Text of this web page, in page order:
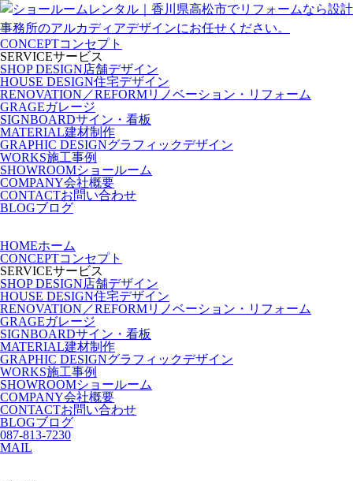
CONCEPTコンセプト
SERVICEサービス
SHOP DESIGN店舗デザイン
HOUSE DESIGN住宅デザイン
RENOVATION／REFORMリノベーション・リフォーム
GRAGEガレージ
SIGNBOARDサイン・看板
MATERIAL建材制作
GRAPHIC DESIGNグラフィックデザイン
WORKS施工事例
SHOWROOMショールーム
COMPANY会社概要
CONTACTお問い合わせ
BLOGブログ
HOMEホーム
CONCEPTコンセプト
SERVICEサービス
SHOP DESIGN店舗デザイン
HOUSE DESIGN住宅デザイン
RENOVATION／REFORMリノベーション・リフォーム
GRAGEガレージ
SIGNBOARDサイン・看板
MATERIAL建材制作
GRAPHIC DESIGNグラフィックデザイン
WORKS施工事例
SHOWROOMショールーム
COMPANY会社概要
CONTACTお問い合わせ
BLOGブログ
087-813-7230
MAIL